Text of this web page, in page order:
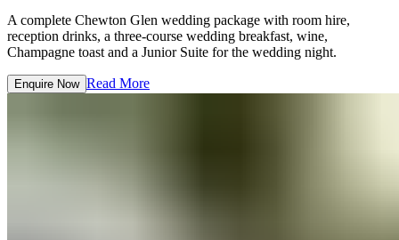
A complete Chewton Glen wedding package with room hire,
reception drinks, a three-course wedding breakfast, wine,
Champagne toast and a Junior Suite for the wedding night. ​​​​‌ ‍ ​‍​‍‌‍ ‌ ​‍‌‍‍‌‌‍‌ ‌‍‍‌‌‍ ‍​‍​‍​ ‍‍​‍​‍‌ ​ ‌‍​‌‌‍ ‍‌‍‍‌‌ ‌​‌ ‍‌​‍ ‍‌‍‍‌‌‍ ​‍​‍​‍ ​​‍​‍‌‍‍​‌ ​‍‌‍‌‌‌‍‌‍​‍​‍​ ‍‍​‍​‍‌‍‍​‌ ‌​‌ ‌​‌ ​​‌ ​ ​ ‍‍​‍ ​‍ ‌‍ ​​‍ ‌‌‍​‌‌‍ ‍‌‍‌​​‍ ‌‌ ​‍​‍ ‌‌‍‍​‌‍ ‌ ‌​‌‍‌‌‌‍ ​‌ ​ ​‍ ‌‌ ​ ‌ ‌​‌ ‌‌‌‍‌​‌‍‍‌‌‍ ​‍ ‍‌ ‌‍‌‍‌‌‌ ​‍‌‍​ ‌‍‌‌‌‍ ​​‍ ‍‌‍​‌‌ ​​‌ ​​​‍ ‌‍‍‌‌‍ ‍‌ ‌​‌‍‌‌‌‍ ‍‌ ‌​​‍ ‌‍‌‌‌‍‌​‌‍‍‌‌ ‌​​‍ ‌‍ ‌‌‍ ‌‍‌​‌‍‌‌​ ‌‌ ​​‌ ​‍‌‍‌‌‌ ​ ‌‍‌‌‌‍ ‍‌ ‌​‌‍​‌‌ ‌​‌‍‍‌‌‍ ‌‍ ‍​ ‍ ‌‍‍‌‌‍‌​​ ‌​ ​‍​ ‍‌​ ‌​‌‍‌​​ ‌‌​ ‌‌‌‍‌‍​ ‌​​‍ ‌‌‍​‍‌‍‌‌​ ‌‌‌‍‌‌​‍ ‌​ ‌​​ ​​‌‍​‌​ ​‌​‍ ‌‌‍​‌​ ‌ ​ ‍‌​ ‌ ​‍ ‌‌‍‌‍​ ‌ ​ ​ ‌‍​‍‌‍‌‍‌‍‌​‌‍​ ‌‍‌‌​ ‌ ‌‍​‍‌‍‌‌​ ​​​ ‍ ‌ ‌​‌ ‍‌‌ ​​‌‍‌‌​ ‌‌‍‍​‌‍ ‌ ‌​‌‍‌‌‌‍ ​‌‌​ ‌‍‍‌‌ ‌​‌‍‌‌‌‌​​‌‍​‌‌‍‌ ‌‍‌‌​ ‍ ‌ ​​‌‍​‌‌ ‌​‌‍‍​​ ‌‌ ​​‌‍​‌‌‍‌ ‌‍‌‌‌​​‍‌ ‌‌‌‍‍‌‌‍ ​‌‍‌​‌‍‌‌‌ ​‍​‍‌‌​ ‌‌‌​​‍‌‌ ‌‍‍ ‌‍‌‌‌ ‍‌​‍‌‌​ ​ ‌​‌​​‍‌‌​ ​ ‌​‌​​‍‌‌​ ​‍​ ​‍‌‍​‍​ ​ ‌‍‌‍​ ​‌​ ‌‍​ ‍‌‌‍‌‍​ ‍​‌‍‌‍‌‍‌‍‌‍‌‌​ ​‍​‍‌‌​ ​‍​ ​‍​‍‌‌​ ‌‌‌​‌​​‍ ‍‌‍​ ‌‍ ‌‍ ‍‌ ‌​‌‍‌‌‌‍ ‍‌ ‌​​‍‌‌​ ‌‌‌​​‍‌‌ ‌‍‍ ‌‍‌‌‌ ‍‌​‍‌‌​ ​ ‌​‌​​‍‌‌​ ​ ‌​‌​​‍‌‌​ ​‍​ ​‍​ ​​‌‍​‍‌‍​‍‌‍‌‌​ ‌ ‌‍‌‍‌‍​ ‌‍​‌​ ‌‍​ ​‌​ ​​​ ‍​​‍‌‌​ ​‍​ ​‍​‍‌‌​ ‌‌‌​‌​​‍ ‍‌‍‌‌‌ ‍​‌‍​ ‌‍‌‌‌ ​‍‌ ​​‌ ‌​​ ‌‍​‍‌‍​‌‌ ​ ‌‍‌‌‌‌‌‌‌ ​‍‌‍ ​​ ‌‌‍‍​‌ ‌​‌ ‌​‌ ​​‌ ​ ​‍‌‌​ ​ ‌​​‌​‍‌‌​ ​‍‌​‌‍​‍‌‌​ ​‍‌​‌‍‌‍ ​​‍ ‌‌‍​‌‌‍ ‍‌‍‌​​‍ ‌‌ ​‍​‍ ‌‌‍‍​‌‍ ‌ ‌​‌‍‌‌‌‍ ​‌ ​ ​‍ ‌‌ ​ ‌ ‌​‌ ‌‌‌‍‌​‌‍‍‌‌‍ ​‍ ‍‌ ‌‍‌‍‌‌‌ ​‍‌‍​ ‌‍‌‌‌‍ ​​‍ ‍‌‍​‌‌ ​​‌ ​​​‍‌‍‌‍‍‌‌‍‌​​ ‌​ ​‍​ ‍‌​ ‌​‌‍‌​​ ‌‌​ ‌‌‌‍‌‍​ ‌​​‍ ‌‌‍​‍‌‍‌‌​ ‌‌‌‍‌‌​‍ ‌​ ‌​​ ​​‌‍​‌​ ​‌​‍ ‌‌‍​‌​ ‌ ​ ‍‌​ ‌ ​‍ ‌‌‍‌‍​ ‌ ​ ​ ‌‍​‍‌‍‌‍‌‍‌​‌‍​ ‌‍‌‌​ ‌ ‌‍​‍‌‍‌‌​ ​​​‍‌‍‌ ‌​‌ ‍‌‌ ​​‌‍‌‌​ ‌‌‍‍​‌‍ ‌ ‌​‌‍‌‌‌‍ ​‌‌​ ‌‍‍‌‌ ‌​‌‍‌‌‌‌​​‌‍​‌‌‍‌ ‌‍‌‌​‍‌‍‌ ​​‌‍​‌‌ ‌​‌‍‍​​ ‌‌ ​​‌‍​‌‌‍‌ ‌‍‌‌‌​​‍‌ ‌‌‌‍‍‌‌‍ ​‌‍‌​‌‍‌‌‌ ​‍​‍‌‌​ ‌‌‌​​‍‌‌ ‌‍‍ ‌‍‌‌‌ ‍‌​‍‌‌​ ​ ‌​‌​​‍‌‌​ ​ ‌​‌​​‍‌‌​ ​‍​ ​‍‌‍​‍​ ​ ‌‍‌‍​ ​‌​ ‌‍​ ‍‌‌‍‌‍​ ‍​‌‍‌‍‌‍‌‍‌‍‌‌​ ​‍​‍‌‌​ ​‍​ ​‍​‍‌‌​ ‌‌‌​‌​​‍ ‍‌‍​ ‌‍ ‌‍ ‍‌ ‌​‌‍‌‌‌‍ ‍‌ ‌​​‍‌‌​ ‌‌‌​​‍‌‌ ‌‍‍ ‌‍‌‌‌ ‍‌​‍‌‌​ ​ ‌​‌​​‍‌‌​ ​ ‌​‌​​‍‌‌​ ​‍​ ​‍​ ​​‌‍​‍‌‍​‍‌‍‌‌​ ‌ ‌‍‌‍‌‍​ ‌‍​‌​ ‌‍​ ​‌​ ​​​ ‍​​‍‌‌​ ​‍​ ​‍​‍‌‌​ ‌‌‌​‌​​‍ ‍‌‍‌‌‌ ‍​‌‍​ ‌‍‌‌‌ ​‍‌ ​​‌ ‌​​‍‌‍‌ ​​‌‍‌‌‌ ​‍‌ ​ ‌ ​​‌‍‌‌‌‍​ ‌ ‌​‌‍‍‌‌ ‌‍‌‍‌‌​ ‌‌ ​​‌ ‌‌‌‍​‍‌‍ ​‌‍‍‌‌ ​ ‌‍‍​‌‍‌‌‌‍‌​​‍​‍‌ ‌
Enquire Now​​​​‌ ‍ ​‍​‍‌‍ ‌ ​‍‌‍‍‌‌‍‌ ‌‍‍‌‌‍ ‍​‍​‍​ ‍‍​‍​‍‌ ​ ‌‍​‌‌‍ ‍‌‍‍‌‌ ‌​‌ ‍‌​‍ ‍‌‍‍‌‌‍ ​‍​‍​‍ ​​‍​‍‌‍‍​‌ ​‍‌‍‌‌‌‍‌‍​‍​‍​ ‍‍​‍​‍‌‍‍​‌ ‌​‌ ‌​‌ ​​‌ ​ ​ ‍‍​‍ ​‍ ‌‍ ​​‍ ‌‌‍​‌‌‍ ‍‌‍‌​​‍ ‌‌ ​‍​‍ ‌‌‍‍​‌‍ ‌ ‌​‌‍‌‌‌‍ ​‌ ​ ​‍ ‌‌ ​ ‌ ‌​‌ ‌‌‌‍‌​‌‍‍‌‌‍ ​‍ ‍‌ ‌‍‌‍‌‌‌ ​‍‌‍​ ‌‍‌‌‌‍ ​​‍ ‍‌‍​‌‌ ​​‌ ​​​‍ ‌‍‍‌‌‍ ‍‌ ‌​‌‍‌‌‌‍ ‍‌ ‌​​‍ ‌‍‌‌‌‍‌​‌‍‍‌‌ ‌​​‍ ‌‍ ‌‌‍ ‌‍‌​‌‍‌‌​ ‌‌ ​​‌ ​‍‌‍‌‌‌ ​ ‌‍‌‌‌‍ ‍‌ ‌​‌‍​‌‌ ‌​‌‍‍‌‌‍ ‌‍ ‍​ ‍ ‌‍‍‌‌‍‌​​ ‌​ ​‍​ ‍‌​ ‌​‌‍‌​​ ‌‌​ ‌‌‌‍‌‍​ ‌​​‍ ‌‌‍​‍‌‍‌‌​ ‌‌‌‍‌‌​‍ ‌​ ‌​​ ​​‌‍​‌​ ​‌​‍ ‌‌‍​‌​ ‌ ​ ‍‌​ ‌ ​‍ ‌‌‍‌‍​ ‌ ​ ​ ‌‍​‍‌‍‌‍‌‍‌​‌‍​ ‌‍‌‌​ ‌ ‌‍​‍‌‍‌‌​ ​​​ ‍ ‌ ‌​‌ ‍‌‌ ​​‌‍‌‌​ ‌‌‍‍​‌‍ ‌ ‌​‌‍‌‌‌‍ ​‌‌​ ‌‍‍‌‌ ‌​‌‍‌‌‌‌​​‌‍​‌‌‍‌ ‌‍‌‌​ ‍ ‌ ​​‌‍​‌‌ ‌​‌‍‍​​ ‌‌ ​​‌‍​‌‌‍‌ ‌‍‌‌‌​​‍‌ ‌‌‌‍‍‌‌‍ ​‌‍‌​‌‍‌‌‌ ​‍​‍‌‌​ ‌‌‌​​‍‌‌ ‌‍‍ ‌‍‌‌‌ ‍‌​‍‌‌​ ​ ‌​‌​​‍‌‌​ ​ ‌​‌​​‍‌‌​ ​‍​ ​‍‌‍​‍​ ​ ‌‍‌‍​ ​‌​ ‌‍​ ‍‌‌‍‌‍​ ‍​‌‍‌‍‌‍‌‍‌‍‌‌​ ​‍​‍‌‌​ ​‍​ ​‍​‍‌‌​ ‌‌‌​‌​​‍ ‍‌‍​ ‌‍ ‌‍ ‍‌ ‌​‌‍‌‌‌‍ ‍‌ ‌​​‍‌‌​ ‌‌‌​​‍‌‌ ‌‍‍ ‌‍‌‌‌ ‍‌​‍‌‌​ ​ ‌​‌​​‍‌‌​ ​ ‌​‌​​‍‌‌​ ​‍​ ​‍​ ​​‌‍​‍‌‍​‍‌‍‌‌​ ‌ ‌‍‌‍‌‍​ ‌‍​‌​ ‌‍​ ​‌​ ​​​ ‍​​‍‌‌​ ​‍​ ​‍​‍‌‌​ ‌‌‌​‌​​‍ ‍‌ ​​‌ ​‍‌‍‍‌‌‍ ‌‌‍​‌‌ ​‍‌ ‍‌‌​​ ‌ ‌​‌‍​‌​‍ ‍‌‍ ​‌‍​‌‌‍​‍‌‍‌‌‌‍ ​​ ‌‍​‍‌‍​‌‌ ​ ‌‍‌‌‌‌‌‌‌ ​‍‌‍ ​​ ‌‌‍‍​‌ ‌​‌ ‌​‌ ​​‌ ​ ​‍‌‌​ ​ ‌​​‌​‍‌‌​ ​‍‌​‌‍​‍‌‌​ ​‍‌​‌‍‌‍ ​​‍ ‌‌‍​‌‌‍ ‍‌‍‌​​‍ ‌‌ ​‍​‍ ‌‌‍‍​‌‍ ‌ ‌​‌‍‌‌‌‍ ​‌ ​ ​‍ ‌‌ ​ ‌ ‌​‌ ‌‌‌‍‌​‌‍‍‌‌‍ ​‍ ‍‌ ‌‍‌‍‌‌‌ ​‍‌‍​ ‌‍‌‌‌‍ ​​‍ ‍‌‍​‌‌ ​​‌ ​​​‍‌‍‌‍‍‌‌‍‌​​ ‌​ ​‍​ ‍‌​ ‌​‌‍‌​​ ‌‌​ ‌‌‌‍‌‍​ ‌​​‍ ‌‌‍​‍‌‍‌‌​ ‌‌‌‍‌‌​‍ ‌​ ‌​​ ​​‌‍​‌​ ​‌​‍ ‌‌‍​‌​ ‌ ​ ‍‌​ ‌ ​‍ ‌‌‍‌‍​ ‌ ​ ​ ‌‍​‍‌‍‌‍‌‍‌​‌‍​ ‌‍‌‌​ ‌ ‌‍​‍‌‍‌‌​ ​​​‍‌‍‌ ‌​‌ ‍‌‌ ​​‌‍‌‌​ ‌‌‍‍​‌‍ ‌ ‌​‌‍‌‌‌‍ ​‌‌​ ‌‍‍‌‌ ‌​‌‍‌‌‌‌​​‌‍​‌‌‍‌ ‌‍‌‌​‍‌‍‌ ​​‌‍​‌‌ ‌​‌‍‍​​ ‌‌ ​​‌‍​‌‌‍‌ ‌‍‌‌‌​​‍‌ ‌‌‌‍‍‌‌‍ ​‌‍‌​‌‍‌‌‌ ​‍​‍‌‌​ ‌‌‌​​‍‌‌ ‌‍‍ ‌‍‌‌‌ ‍‌​‍‌‌​ ​ ‌​‌​​‍‌‌​ ​ ‌​‌​​‍‌‌​ ​‍​ ​‍‌‍​‍​ ​ ‌‍‌‍​ ​‌​ ‌‍​ ‍‌‌‍‌‍​ ‍​‌‍‌‍‌‍‌‍‌‍‌‌​ ​‍​‍‌‌​ ​‍​ ​‍​‍‌‌​ ‌‌‌​‌​​‍ ‍‌‍​ ‌‍ ‌‍ ‍‌ ‌​‌‍‌‌‌‍ ‍‌ ‌​​‍‌‌​ ‌‌‌​​‍‌‌ ‌‍‍ ‌‍‌‌‌ ‍‌​‍‌‌​ ​ ‌​‌​​‍‌‌​ ​ ‌​‌​​‍‌‌​ ​‍​ ​‍​ ​​‌‍​‍‌‍​‍‌‍‌‌​ ‌ ‌‍‌‍‌‍​ ‌‍​‌​ ‌‍​ ​‌​ ​​​ ‍​​‍‌‌​ ​‍​ ​‍​‍‌‌​ ‌‌‌​‌​​‍ ‍‌ ​​‌ ​‍‌‍‍‌‌‍ ‌‌‍​‌‌ ​‍‌ ‍‌‌​​ ‌ ‌​‌‍​‌​‍ ‍‌‍ ​‌‍​‌‌‍​‍‌‍‌‌‌‍ ​​‍‌‍‌ ​​‌‍‌‌‌ ​‍‌ ​ ‌ ​​‌‍‌‌‌‍​ ‌ ‌​‌‍‍‌‌ ‌‍‌‍‌‌​ ‌‌ ​​‌ ‌‌‌‍​‍‌‍ ​‌‍‍‌‌ ​ ‌‍‍​‌‍‌‌‌‍‌​​‍​‍‌ ‌ Read More​​​​‌ ‍ ​‍​‍‌‍ ‌ ​‍‌‍‍‌‌‍‌ ‌‍‍‌‌‍ ‍​‍​‍​ ‍‍​‍​‍‌ ​ ‌‍​‌‌‍ ‍‌‍‍‌‌ ‌​‌ ‍‌​‍ ‍‌‍‍‌‌‍ ​‍​‍​‍ ​​‍​‍‌‍‍​‌ ​‍‌‍‌‌‌‍‌‍​‍​‍​ ‍‍​‍​‍‌‍‍​‌ ‌​‌ ‌​‌ ​​‌ ​ ​ ‍‍​‍ ​‍ ‌‍ ​​‍ ‌‌‍​‌‌‍ ‍‌‍‌​​‍ ‌‌ ​‍​‍ ‌‌‍‍​‌‍ ‌ ‌​‌‍‌‌‌‍ ​‌ ​ ​‍ ‌‌ ​ ‌ ‌​‌ ‌‌‌‍‌​‌‍‍‌‌‍ ​‍ ‍‌ ‌‍‌‍‌‌‌ ​‍‌‍​ ‌‍‌‌‌‍ ​​‍ ‍‌‍​‌‌ ​​‌ ​​​‍ ‌‍‍‌‌‍ ‍‌ ‌​‌‍‌‌‌‍ ‍‌ ‌​​‍ ‌‍‌‌‌‍‌​‌‍‍‌‌ ‌​​‍ ‌‍ ‌‌‍ ‌‍‌​‌‍‌‌​ ‌‌ ​​‌ ​‍‌‍‌‌‌ ​ ‌‍‌‌‌‍ ‍‌ ‌​‌‍​‌‌ ‌​‌‍‍‌‌‍ ‌‍ ‍​ ‍ ‌‍‍‌‌‍‌​​ ‌​ ​‍​ ‍‌​ ‌​‌‍‌​​ ‌‌​ ‌‌‌‍‌‍​ ‌​​‍ ‌‌‍​‍‌‍‌‌​ ‌‌‌‍‌‌​‍ ‌​ ‌​​ ​​‌‍​‌​ ​‌​‍ ‌‌‍​‌​ ‌ ​ ‍‌​ ‌ ​‍ ‌‌‍‌‍​ ‌ ​ ​ ‌‍​‍‌‍‌‍‌‍‌​‌‍​ ‌‍‌‌​ ‌ ‌‍​‍‌‍‌‌​ ​​​ ‍ ‌ ‌​‌ ‍‌‌ ​​‌‍‌‌​ ‌‌‍‍​‌‍ ‌ ‌​‌‍‌‌‌‍ ​‌‌​ ‌‍‍‌‌ ‌​‌‍‌‌‌‌​​‌‍​‌‌‍‌ ‌‍‌‌​ ‍ ‌ ​​‌‍​‌‌ ‌​‌‍‍​​ ‌‌ ​​‌‍​‌‌‍‌ ‌‍‌‌‌​​‍‌ ‌‌‌‍‍‌‌‍ ​‌‍‌​‌‍‌‌‌ ​‍​‍‌‌​ ‌‌‌​​‍‌‌ ‌‍‍ ‌‍‌‌‌ ‍‌​‍‌‌​ ​ ‌​‌​​‍‌‌​ ​ ‌​‌​​‍‌‌​ ​‍​ ​‍‌‍​‍​ ​ ‌‍‌‍​ ​‌​ ‌‍​ ‍‌‌‍‌‍​ ‍​‌‍‌‍‌‍‌‍‌‍‌‌​ ​‍​‍‌‌​ ​‍​ ​‍​‍‌‌​ ‌‌‌​‌​​‍ ‍‌‍​ ‌‍ ‌‍ ‍‌ ‌​‌‍‌‌‌‍ ‍‌ ‌​​‍‌‌​ ‌‌‌​​‍‌‌ ‌‍‍ ‌‍‌‌‌ ‍‌​‍‌‌​ ​ ‌​‌​​‍‌‌​ ​ ‌​‌​​‍‌‌​ ​‍​ ​‍​ ​​‌‍​‍‌‍​‍‌‍‌‌​ ‌ ‌‍‌‍‌‍​ ‌‍​‌​ ‌‍​ ​‌​ ​​​ ‍​​‍‌‌​ ​‍​ ​‍​‍‌‌​ ‌‌‌​‌​​‍ ‍‌ ​ ‌‍‌‌‌‍​ ‌‍ ‌‍ ‍‌‍‌​‌‍​‌‌ ​‍‌ ‍‌‌​​ ‌ ‌​‌‍​‌​‍ ‍‌‍ ​‌‍​‌‌‍​‍‌‍‌‌‌‍ ​​ ‌‍​‍‌‍​‌‌ ​ ‌‍‌‌‌‌‌‌‌ ​‍‌‍ ​​ ‌‌‍‍​‌ ‌​‌ ‌​‌ ​​‌ ​ ​‍‌‌​ ​ ‌​​‌​‍‌‌​ ​‍‌​‌‍​‍‌‌​ ​‍‌​‌‍‌‍ ​​‍ ‌‌‍​‌‌‍ ‍‌‍‌​​‍ ‌‌ ​‍​‍ ‌‌‍‍​‌‍ ‌ ‌​‌‍‌‌‌‍ ​‌ ​ ​‍ ‌‌ ​ ‌ ‌​‌ ‌‌‌‍‌​‌‍‍‌‌‍ ​‍ ‍‌ ‌‍‌‍‌‌‌ ​‍‌‍​ ‌‍‌‌‌‍ ​​‍ ‍‌‍​‌‌ ​​‌ ​​​‍‌‍‌‍‍‌‌‍‌​​ ‌​ ​‍​ ‍‌​ ‌​‌‍‌​​ ‌‌​ ‌‌‌‍‌‍​ ‌​​‍ ‌‌‍​‍‌‍‌‌​ ‌‌‌‍‌‌​‍ ‌​ ‌​​ ​​‌‍​‌​ ​‌​‍ ‌‌‍​‌​ ‌ ​ ‍‌​ ‌ ​‍ ‌‌‍‌‍​ ‌ ​ ​ ‌‍​‍‌‍‌‍‌‍‌​‌‍​ ‌‍‌‌​ ‌ ‌‍​‍‌‍‌‌​ ​​​‍‌‍‌ ‌​‌ ‍‌‌ ​​‌‍‌‌​ ‌‌‍‍​‌‍ ‌ ‌​‌‍‌‌‌‍ ​‌‌​ ‌‍‍‌‌ ‌​‌‍‌‌‌‌​​‌‍​‌‌‍‌ ‌‍‌‌​‍‌‍‌ ​​‌‍​‌‌ ‌​‌‍‍​​ ‌‌ ​​‌‍​‌‌‍‌ ‌‍‌‌‌​​‍‌ ‌‌‌‍‍‌‌‍ ​‌‍‌​‌‍‌‌‌ ​‍​‍‌‌​ ‌‌‌​​‍‌‌ ‌‍‍ ‌‍‌‌‌ ‍‌​‍‌‌​ ​ ‌​‌​​‍‌‌​ ​ ‌​‌​​‍‌‌​ ​‍​ ​‍‌‍​‍​ ​ ‌‍‌‍​ ​‌​ ‌‍​ ‍‌‌‍‌‍​ ‍​‌‍‌‍‌‍‌‍‌‍‌‌​ ​‍​‍‌‌​ ​‍​ ​‍​‍‌‌​ ‌‌‌​‌​​‍ ‍‌‍​ ‌‍ ‌‍ ‍‌ ‌​‌‍‌‌‌‍ ‍‌ ‌​​‍‌‌​ ‌‌‌​​‍‌‌ ‌‍‍ ‌‍‌‌‌ ‍‌​‍‌‌​ ​ ‌​‌​​‍‌‌​ ​ ‌​‌​​‍‌‌​ ​‍​ ​‍​ ​​‌‍​‍‌‍​‍‌‍‌‌​ ‌ ‌‍‌‍‌‍​ ‌‍​‌​ ‌‍​ ​‌​ ​​​ ‍​​‍‌‌​ ​‍​ ​‍​‍‌‌​ ‌‌‌​‌​​‍ ‍‌ ​ ‌‍‌‌‌‍​ ‌‍ ‌‍ ‍‌‍‌​‌‍​‌‌ ​‍‌ ‍‌‌​​ ‌ ‌​‌‍​‌​‍ ‍‌‍ ​‌‍​‌‌‍​‍‌‍‌‌‌‍ ​​‍‌‍‌ ​​‌‍‌‌‌ ​‍‌ ​ ‌ ​​‌‍‌‌‌‍​ ‌ ‌​‌‍‍‌‌ ‌‍‌‍‌‌​ ‌‌ ​​‌ ‌‌‌‍​‍‌‍ ​‌‍‍‌‌ ​ ‌‍‍​‌‍‌‌‌‍‌​​‍​‍‌ ‌